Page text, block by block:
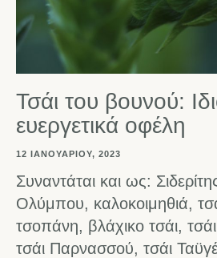
Τσάι του βουνού:
ευεργετικά οφέλη
12 ΙΑΝΟΥΑΡΊΟΥ, 2023
Συναντάται και ως:
Ολύμπου, καλοκοιμηθιά,
τσοπάνη, βλάχικο τσάι,
τσάι Παρνασσού, τσάι